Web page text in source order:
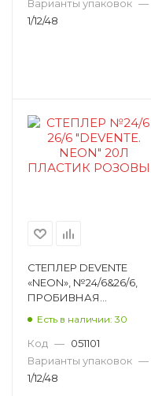
Варианты упаковок —
1/12/48
СТЕПЛЕР DEVENTE
«NEON», №24/6&26/6,
ПРОБИВНАЯ
РОЗОВЫЙ НЕОНОВЫЙ
4142341
Есть в наличии: 30
Код — 051101
Варианты упаковок —
1/12/48